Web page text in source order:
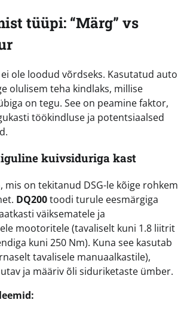
tüüpi: “Märg” vs
ei ole loodud võrdseks. Kasutatud auto
olulisem teha kindlaks, millise
on tegu. See on peamine faktor,
töökindluse ja potentsiaalsed
kuivsiduriga kast
mis on tekitanud DSG-le kõige rohkem
DQ200toodi turule eesmärgiga
väiksematele ja
mootoritele (tavaliselt kuni 1.8 liitrit
kuni 250 Nm). Kuna see kasutab
tavalisele manuaalkastile),
ja määriv õli siduriketaste ümber.